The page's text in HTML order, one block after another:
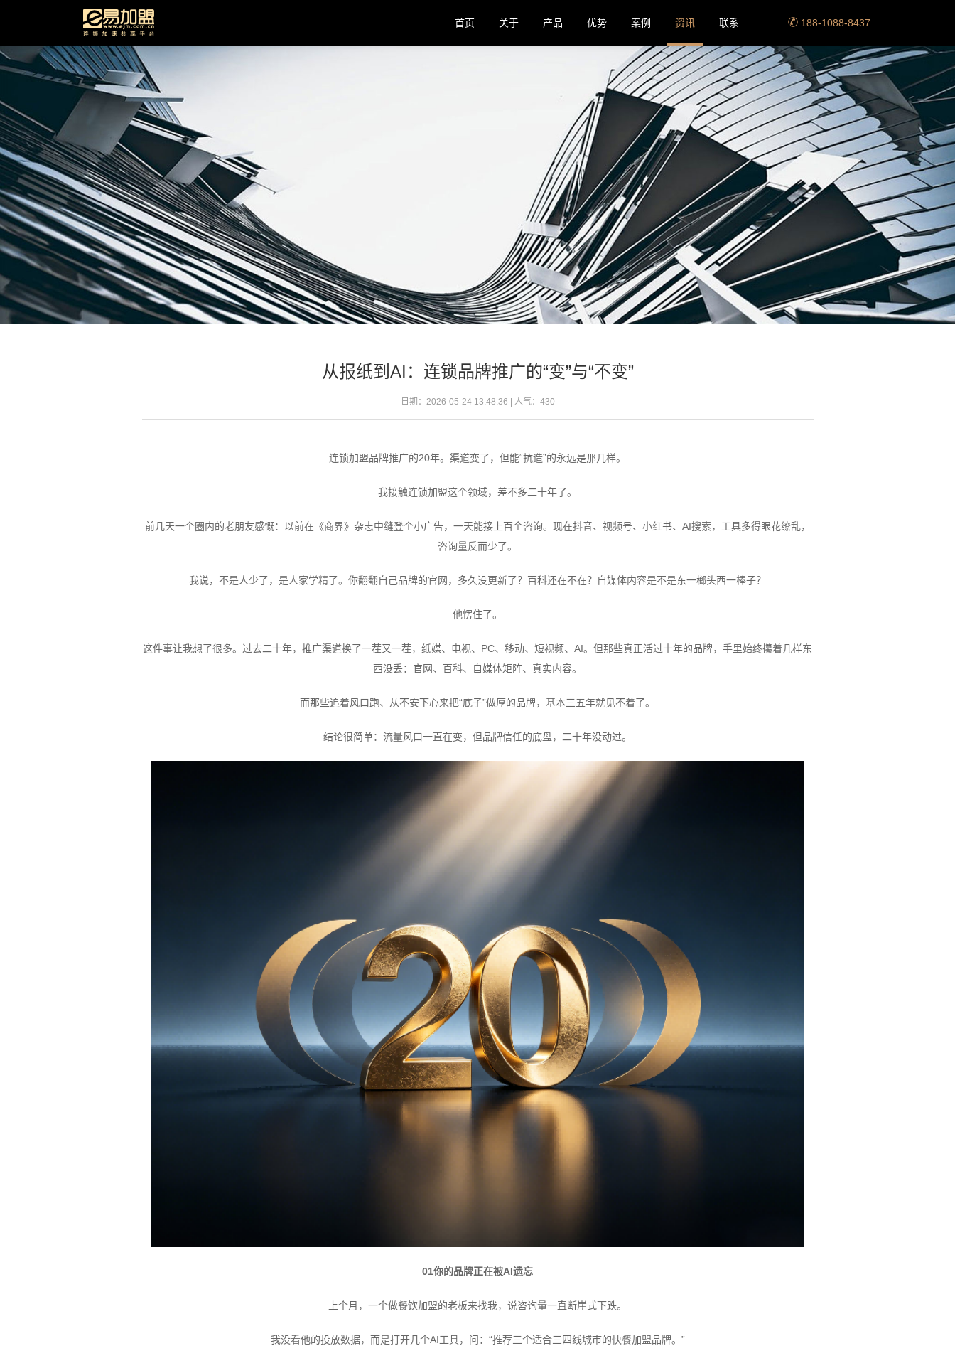
首页 关于 产品 优势 案例 资讯 联系 188-1088-8437
从报纸到AI：连锁品牌推广的“变”与“不变”
日期：2026-05-24 13:48:36 | 人气： 430
连锁加盟品牌推广的20年。渠道变了，但能“抗造”的永远是那几样。
我接触连锁加盟这个领域，差不多二十年了。
前几天一个圈内的老朋友感慨：以前在《商界》杂志中缝登个小广告，一天能接上百个咨询。现在抖音、视频号、小红书、AI搜索，工具多得眼花缭乱，
咨询量反而少了。
我说，不是人少了，是人家学精了。你翻翻自己品牌的官网，多久没更新了？百科还在不在？自媒体内容是不是东一榔头西一棒子？
他愣住了。
这件事让我想了很多。过去二十年，推广渠道换了一茬又一茬，纸媒、电视、PC、移动、短视频、AI。但那些真正活过十年的品牌，手里始终攥着几样东
西没丢：官网、百科、自媒体矩阵、真实内容。
而那些追着风口跑、从不安下心来把“底子”做厚的品牌，基本三五年就见不着了。
结论很简单：流量风口一直在变，但品牌信任的底盘，二十年没动过。
01你的品牌正在被AI遗忘
上个月，一个做餐饮加盟的老板来找我，说咨询量一直断崖式下跌。
我没看他的投放数据，而是打开几个AI工具，问：“推荐三个适合三四线城市的快餐加盟品牌。”